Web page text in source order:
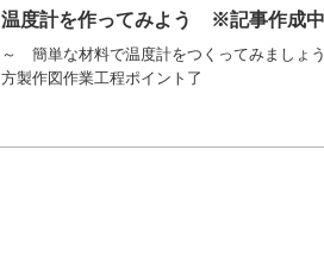
温度計を作ってみよう ※記事作成
～ 簡単な材料で温度計をつくってみましょ
方製作図作業工程ポイント了